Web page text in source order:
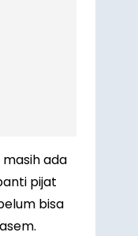
masih ada
pijat
bisa